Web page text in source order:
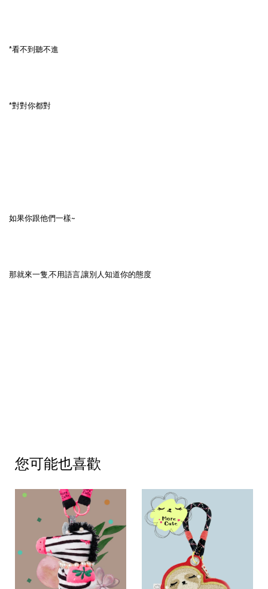
*看不到聽不進
*對對你都對
如果你跟他們一樣~
那就來一隻,不用語言,讓別人知道你的態度
您可能也喜歡